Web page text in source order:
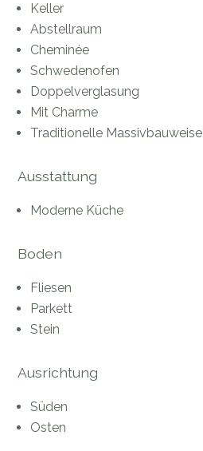
Keller
Abstellraum
Cheminée
Schwedenofen
Doppelverglasung
Mit Charme
Traditionelle Massivbauweise
Ausstattung
Moderne Küche
Boden
Fliesen
Parkett
Stein
Ausrichtung
Süden
Osten